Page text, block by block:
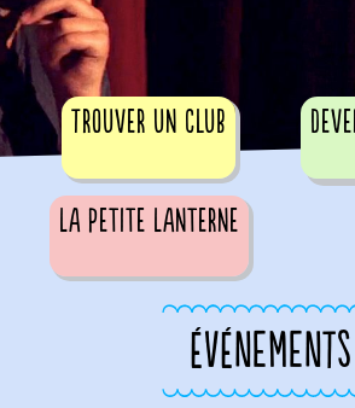
Trouver un club
La Petite Lanterne
ÉVÉNEMENTS